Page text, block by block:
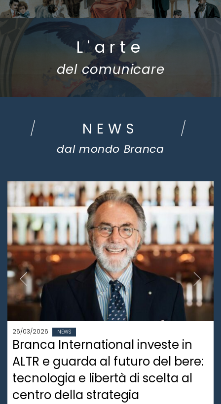
L'arte
del comunicare
NEWS
dal mondo Branca
26/03/2026 NEWS
Branca International investe in
ALTR e guarda al futuro del bere:
tecnologia e libertà di scelta al
centro della strategia